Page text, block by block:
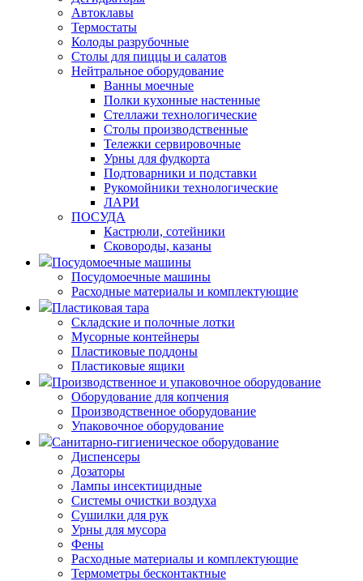
Автоклавы
Термостаты
Колоды разрубочные
Столы для пиццы и салатов
Нейтральное оборудование
Ванны моечные
Полки кухонные настенные
Стеллажи технологические
Столы производственные
Тележки сервировочные
Урны для фудкорта
Подтоварники и подставки
Рукомойники технологические
ЛАРИ
ПОСУДА
Кастрюли, сотейники
Сковороды, казаны
Посудомоечные машины
Посудомоечные машины
Расходные материалы и комплектующие
Пластиковая тара
Складские и полочные лотки
Мусорные контейнеры
Пластиковые поддоны
Пластиковые ящики
Производственное и упаковочное оборудование
Оборудование для копчения
Производственное оборудование
Упаковочное оборудование
Санитарно-гигиеническое оборудование
Диспенсеры
Дозаторы
Лампы инсектицидные
Системы очистки воздуха
Сушилки для рук
Урны для мусора
Фены
Расходные материалы и комплектующие
Термометры бесконтактные